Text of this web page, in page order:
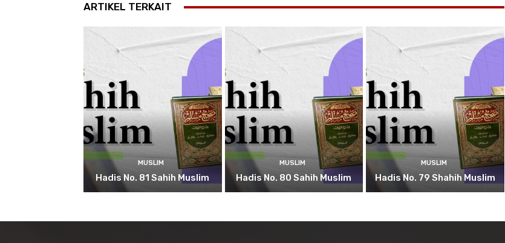
ARTIKEL TERKAIT
MUSLIM
Hadis No. 81 Sahih Muslim
MUSLIM
Hadis No. 80 Sahih Muslim
MUSLIM
Hadis No. 79 Shahih Muslim